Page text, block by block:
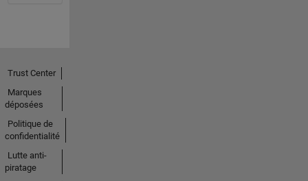
Trust Center
Marques
déposées
Politique de
confidentialité
Lutte anti-
piratage